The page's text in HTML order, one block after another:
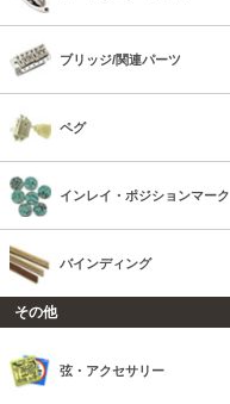
ブリッジ/関連パーツ
ペグ
インレイ・ポジションマーク
バインディング
その他
弦・アクセサリー